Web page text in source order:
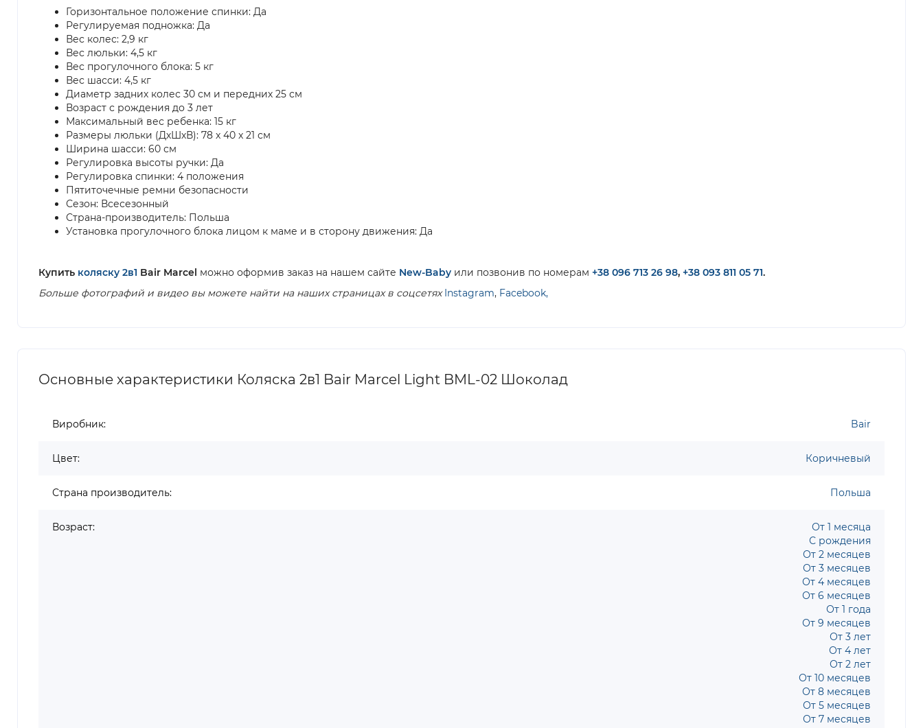
Горизонтальное положение спинки: Да
Регулируемая подножка: Да
Вес колес: 2,9 кг
Вес люльки: 4,5 кг
Вес прогулочного блока: 5 кг
Вес шасси: 4,5 кг
Диаметр задних колес 30 см и передних 25 см
Возраст с рождения до 3 лет
Максимальный вес ребенка: 15 кг
Размеры люльки (ДхШхВ): 78 x 40 x 21 см
Ширина шасси: 60 см
Регулировка высоты ручки: Да
Регулировка спинки: 4 положения
Пятиточечные ремни безопасности
Сезон: Всесезонный
Страна-производитель: Польша
Установка прогулочного блока лицом к маме и в сторону движения: Да
Купить коляску 2в1 Bair Marcel можно оформив заказ на нашем сайте New-Baby или позвонив по номерам +38 096 713 26 98, +38 093 811 05 71.
Больше фотографий и видео вы можете найти на наших страницах в соцсетях Instagram, Facebook,
Основные характеристики Коляска 2в1 Bair Marcel Light BML-02 Шоколад
Виробник: Bair
Цвет: Коричневый
Страна производитель: Польша
Возраст:
От 1 месяца
С рождения
От 2 месяцев
От 3 месяцев
От 4 месяцев
От 6 месяцев
От 1 года
От 9 месяцев
От 3 лет
От 4 лет
От 2 лет
От 10 месяцев
От 8 месяцев
От 5 месяцев
От 7 месяцев